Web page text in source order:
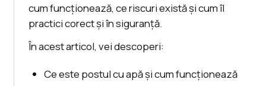
cum funcționează, ce riscuri există și cum îl
practici corect și în siguranță.
În acest articol, vei descoperi:
Ce este postul cu apă și cum funcționează